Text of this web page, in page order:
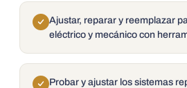
Ajustar, reparar y reemplazar
eléctrico y mecánico con
Probar y ajustar los sistemas